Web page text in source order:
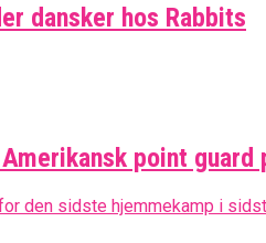
dansker hos Rabbits
point guard